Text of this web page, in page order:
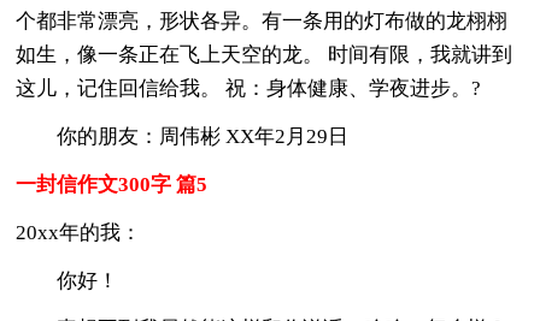
个都非常漂亮，形状各异。有一条用的灯布做的龙栩栩
如生，像一条正在飞上天空的龙。 时间有限，我就讲到
这儿，记住回信给我。 祝：身体健康、学夜进步。?
你的朋友：周伟彬 XX年2月29日
一封信作文300字 篇5
20xx年的我：
你好！